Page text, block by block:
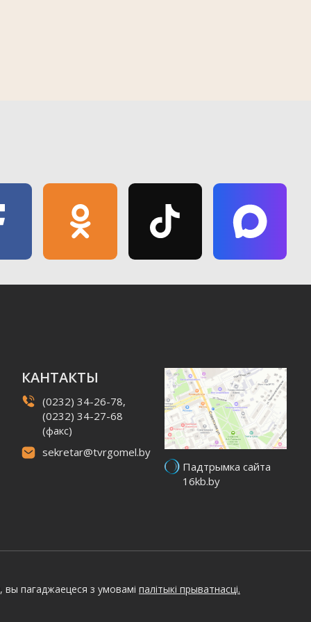
камітэта
КАНТАКТЫ
(0232) 34-26-78,
(0232) 34-27-68
(факс)
sekretar@tvrgomel.by
Падтрымка сайта
16kb.by
пагаджаецеся з умовамі палітыкі прыватнасці.